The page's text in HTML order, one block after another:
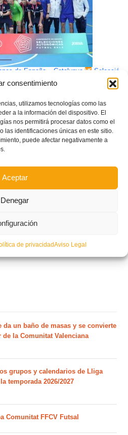
consentimiento
utilizamos tecnologías como las
a la información del dispositivo. El
nos permitirá procesar datos como el
las identificaciones únicas en este sitio.
puede afectar negativamente a
Aceptar
Denegar
de privacidadAviso Legal
de España – Catalunya
Selecció
da un baño de masas y se convierte
de la Comunitat Valenciana
grupos y calendarios de Lliga
temporada 2026/2027
Comunitat FFCV Futsal